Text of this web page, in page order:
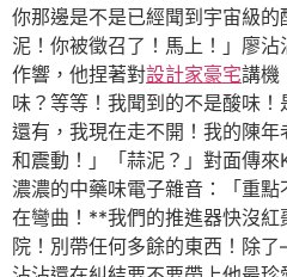
你那邊是不是已經聞到宇宙級
泥！你被徵召了！馬上！」廖
作響，他捏著對設計家豪宅講機
味？等等！我聞到的不是酸味！
還有，我現在走不開！我的陳
和震動！」「蒜泥？」對面傳
濃濃的中藥味電子雜音：「重
在彎曲！**我們的推進器快沒紅
院！別帶任何多餘的東西！除